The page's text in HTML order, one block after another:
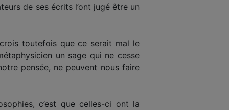
de ses écrits l’ont jugé être un
toutefois que ce serait mal le
un sage qui ne cesse
pensée, ne peuvent nous faire
c’est que celles-ci ont la